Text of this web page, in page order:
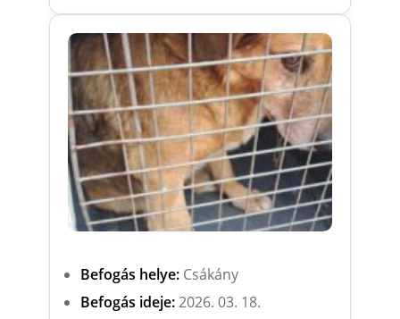
Befogás helye:Csákány
Befogás ideje:2026. 03. 18.